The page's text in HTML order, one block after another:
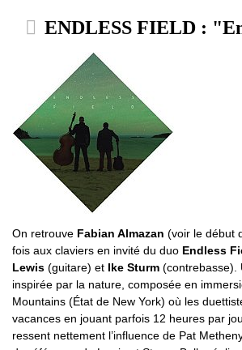
ENDLESS FIELD :
On retrouve Fabian Almazan (voir le début
fois aux claviers en invité du duo Endless
Lewis (guitare) et Ike Sturm (contrebasse).
inspirée par la nature, composée en
Mountains (État de New York) où les
vacances en jouant parfois 12 heures par
ressent nettement l’influence de Pat